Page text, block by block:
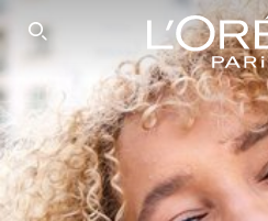
SEARCH THIS SITE